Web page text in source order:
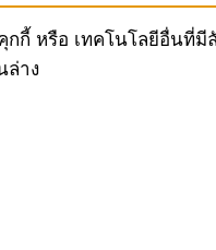
กกี้ หรือ เทคโนโลยีอื่น
ล่าง